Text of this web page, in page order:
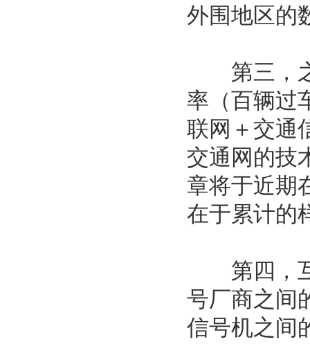
外围地区的
第三，之
率（百辆过
联网＋交通
交通网的技
章将于近期
在于累计的
第四，互
号厂商之间
信号机之间